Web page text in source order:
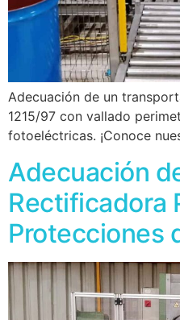
Adecuación de un
1215/97 con vallado
fotoeléctricas. ¡Conoce
Adecuación
Rectificadora
Protecciones